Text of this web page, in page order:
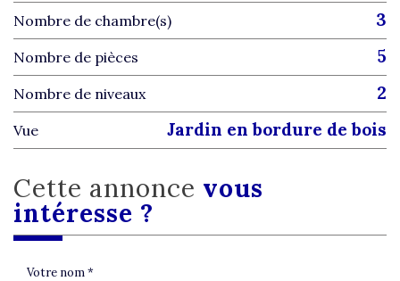
Nombre de chambre(s) 3
Nombre de pièces 5
Nombre de niveaux 2
Vue jardin en bordure de bois
cette annonce vous
intéresse ?
Votre nom *